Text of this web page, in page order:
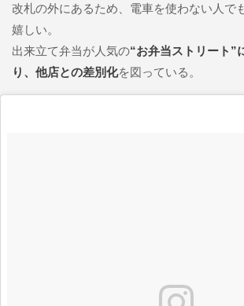
改札の外にあるため、電車を使わない人で
嬉しい。
出来立て弁当が人気の“お弁当ストリート”
り、他店との差別化を図っている。